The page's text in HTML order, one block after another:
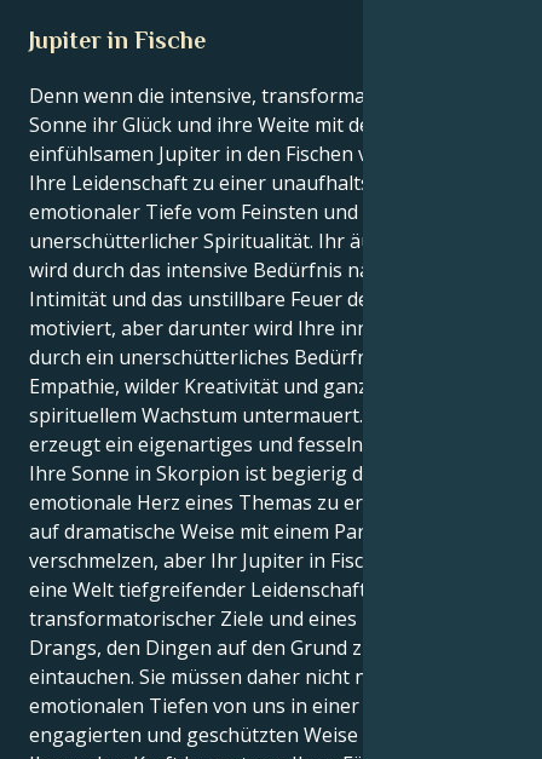
Jupiter in Fische
Denn wenn die intensive, transformative Skorpion-
Sonne ihr Glück und ihre Weite mit dem visionären,
einfühlsamen Jupiter in den Fischen verbindet, wird
Ihre Leidenschaft zu einer unaufhaltsamen Flutwelle
emotionaler Tiefe vom Feinsten und
unerschütterlicher Spiritualität. Ihr äußeres Selbst
wird durch das intensive Bedürfnis nach Nähe und
Intimität und das unstillbare Feuer der Leidenschaft
motiviert, aber darunter wird Ihre innere Motivation
durch ein unerschütterliches Bedürfnis nach
Empathie, wilder Kreativität und ganzheitlichem,
spirituellem Wachstum untermauert. Dieser Kontrast
erzeugt ein eigenartiges und fesselndes Tauziehen.
Ihre Sonne in Skorpion ist begierig darauf, das
emotionale Herz eines Themas zu erforschen und
auf dramatische Weise mit einem Partner zu
verschmelzen, aber Ihr Jupiter in Fische lässt Sie in
eine Welt tiefgreifender Leidenschaft,
transformatorischer Ziele und eines unerbittlichen
Drangs, den Dingen auf den Grund zu gehen,
eintauchen. Sie müssen daher nicht nur die
emotionalen Tiefen von uns in einer sehr
engagierten und geschützten Weise erleben. Aber